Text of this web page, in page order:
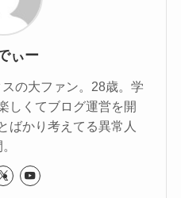
ぃー
の大ファン。28歳。学
しくてブログ運営を開
ばかり考えてる異常人